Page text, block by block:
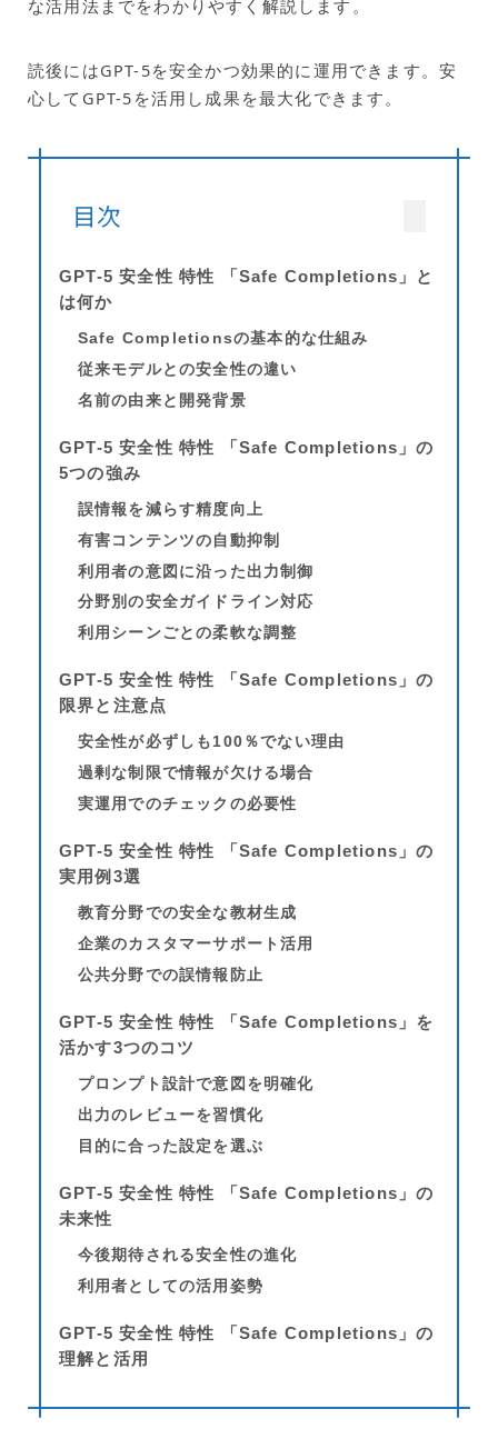
な活用法までをわかりやすく解説します。
読後にはGPT-5を安全かつ効果的に運用できます。安
心してGPT-5を活用し成果を最大化できます。
目次
GPT-5 安全性 特性 「Safe Completions」と
は何か
Safe Completionsの基本的な仕組み
従来モデルとの安全性の違い
名前の由来と開発背景
GPT-5 安全性 特性 「Safe Completions」の
5つの強み
誤情報を減らす精度向上
有害コンテンツの自動抑制
利用者の意図に沿った出力制御
分野別の安全ガイドライン対応
利用シーンごとの柔軟な調整
GPT-5 安全性 特性 「Safe Completions」の
限界と注意点
安全性が必ずしも100％でない理由
過剰な制限で情報が欠ける場合
実運用でのチェックの必要性
GPT-5 安全性 特性 「Safe Completions」の
実用例3選
教育分野での安全な教材生成
企業のカスタマーサポート活用
公共分野での誤情報防止
GPT-5 安全性 特性 「Safe Completions」を
活かす3つのコツ
プロンプト設計で意図を明確化
出力のレビューを習慣化
目的に合った設定を選ぶ
GPT-5 安全性 特性 「Safe Completions」の
未来性
今後期待される安全性の進化
利用者としての活用姿勢
GPT-5 安全性 特性 「Safe Completions」の
理解と活用